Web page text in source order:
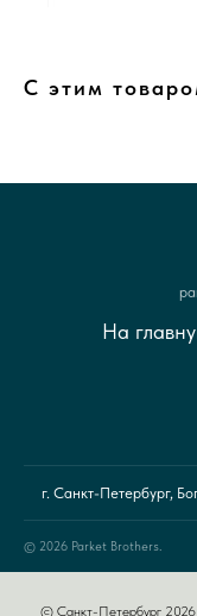
С этим
На
г. Санкт-Петербург,
© 2026 Parket Brothers.
© Санкт-Петербург 2026